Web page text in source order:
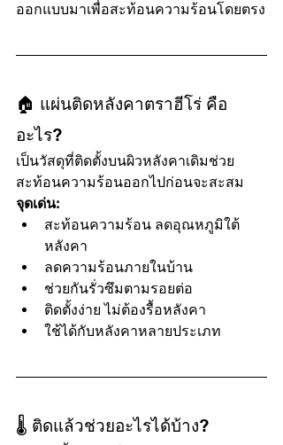
ออกแบบมาเพื่อสะท้อนความร้อนโดยตรง
🏠 แผ่นติดหลังคาตราฮีโร่ คือ
อะไร?
เป็นวัสดุที่ติดตั้งบนผิวหลังคาเดิมช่วย
สะท้อนความร้อนออกไปก่อนจะสะสม
จุดเด่น:
สะท้อนความร้อน ลดอุณหภูมิใต้
หลังคา
ลดความร้อนภายในบ้าน
ช่วยกันรั่วซึมตามรอยต่อ
ติดตั้งง่าย ไม่ต้องรื้อหลังคา
ใช้ได้กับหลังคาหลายประเภท
🌡️ ติดแล้วช่วยอะไรได้บ้าง?